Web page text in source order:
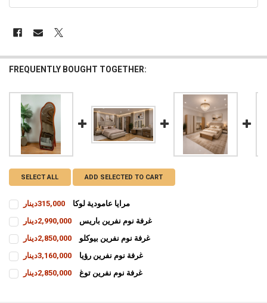
FREQUENTLY BOUGHT TOGETHER:
SELECT ALL ADD SELECTED TO CART
مرايا عامودية لوكا
315,000دينار
CURRENT
STOCK:
QUANTITY:
غرفة نوم نفرين باريس
2,990,000دينار
CURRENT
STOCK:
QUANTITY:
غرفة نوم نفرين بيوكلو
2,850,000دينار
CURRENT
STOCK:
QUANTITY:
غرفة نوم نفرين رؤيا
3,160,000دينار
CURRENT
STOCK:
QUANTITY:
غرفة نوم نفرين توغ
2,850,000دينار